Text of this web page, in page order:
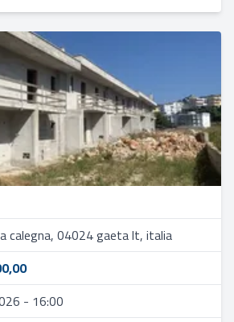
calegna, 04024 gaeta lt, italia
- 16:00